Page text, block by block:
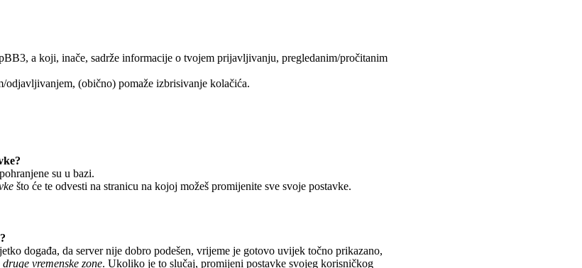
a koji, inače, sadrže informacije o tvojem prijavljivanju, pregledanim/pročitanim
(obično) pomaže izbrisivanje kolačića.
su u bazi.
što će te odvesti na stranicu na kojoj možeš promijenite sve svoje postavke.
događa, da server nije dobro podešen, vrijeme je gotovo uvijek točno prikazano,
druge vremenske zone. Ukoliko je to slučaj, promijeni postavke svojeg korisničkog